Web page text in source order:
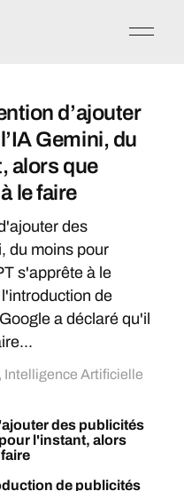
d’ajouter
Gemini, du
alors que
le faire
des
du moins pour
s'apprête à le
de
a déclaré qu'il
, Intelligence Artificielle
des publicités
l'instant, alors
de publicités